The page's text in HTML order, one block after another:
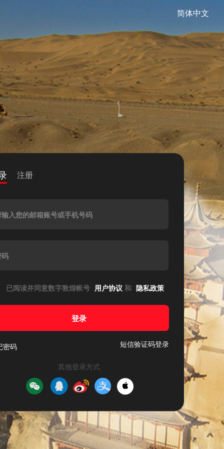
简体中文
注册
入您的邮箱账号或手机号码
已阅读并同意数字敦煌帐号 用户协议 和 隐私政策
登录
密码 短信验证码登录
其他登录方式